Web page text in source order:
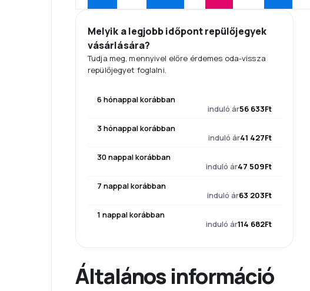
Melyik a legjobb időpont repülőjegyek
vásárlására?
Tudja meg, mennyivel előre érdemes oda-vissza
repülőjegyet foglalni.
6 hónappal korábban
induló ár56 633Ft
3 hónappal korábban
induló ár41 427Ft
30 nappal korábban
induló ár47 509Ft
7 nappal korábban
induló ár63 203Ft
1 nappal korábban
induló ár114 682Ft
Általános információ